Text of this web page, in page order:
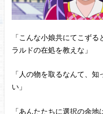
「こんな小娘共にてこず
ラルドの在処を教えな」
「人の物を取るなんて、
い」
「あんたたちに選択の余